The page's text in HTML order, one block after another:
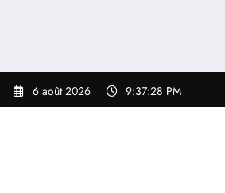
6 août 2026 9:37:29 PM